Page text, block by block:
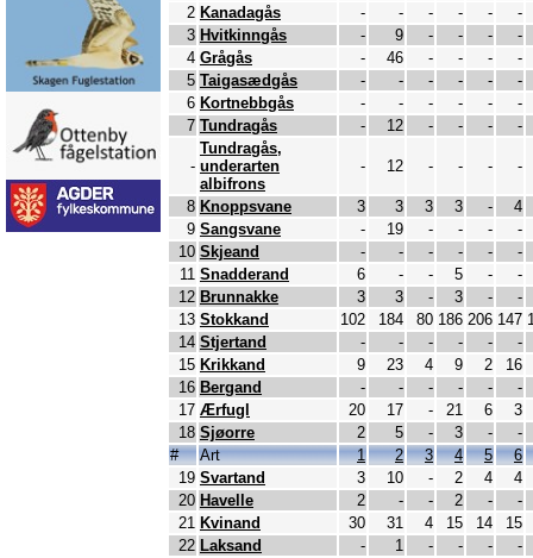
2 Kanadagås - - - - -
-
3 Hvitkinngås - 9 - - -
-
4 Grågås - 46 - - -
-
5 Taigasædgås - - - - -
-
6 Kortnebbgås - - - - -
-
7 Tundragås - 12 - - - -
-
Tundragås,
underarten
albifrons
- 12 - - - -
8 Knoppsvane 3 3 3 3 -
4
9 Sangsvane - 19 - - -
-
10 Skjeand - - - - -
-
11 Snadderand 6 - - 5 -
-
12 Brunnakke 3 3 - 3 -
-
13 Stokkand 102 184 80 186 206 147
14 Stjertand - - - - -
-
15 Krikkand 9 23 4 9 2
16
16 Bergand - - - - -
-
17 Ærfugl 20 17 - 21 6
3
18 Sjøorre 2 5 - 3 -
-
#
Art 1 2 3 4 5
6
19 Svartand 3 10 - 2 4
4
20 Havelle 2 - - 2 -
-
21 Kvinand 30 31 4 15 14
15
22 Laksand - 1 - - -
-